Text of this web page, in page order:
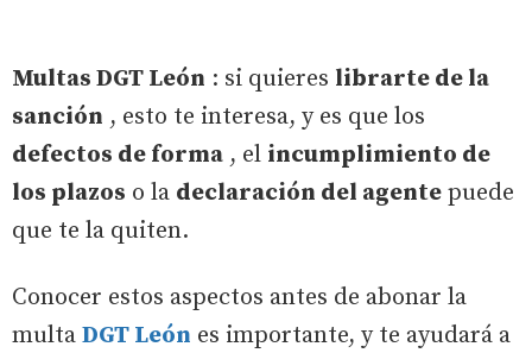
Multas DGT León : si quieres librarte de la
sanción , esto te interesa, y es que los
defectos de forma , el incumplimiento de
los plazos o la declaración del agente puede
que te la quiten.
Conocer estos aspectos antes de abonar la
multa DGT León es importante, y te ayudará a